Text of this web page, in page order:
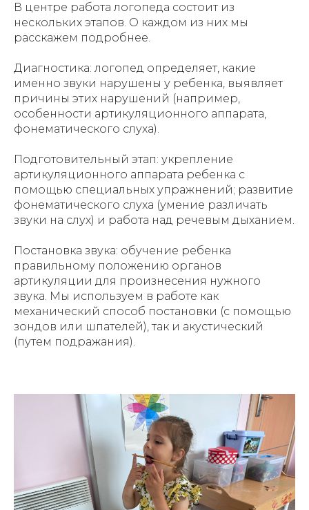
В центре работа логопеда состоит из
нескольких этапов. О каждом из них мы
расскажем подробнее.
Диагностика: логопед определяет, какие
именно звуки нарушены у ребенка, выявляет
причины этих нарушений (например,
особенности артикуляционного аппарата,
фонематического слуха).
Подготовительный этап: укрепление
артикуляционного аппарата ребенка с
помощью специальных упражнений; развитие
фонематического слуха (умение различать
звуки на слух) и работа над речевым дыханием.
Постановка звука: обучение ребенка
правильному положению органов
артикуляции для произнесения нужного
звука. Мы используем в работе как
механический способ постановки (с помощью
зондов или шпателей), так и акустический
(путем подражания).